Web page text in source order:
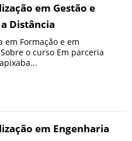
em Gestão e
Distância
em Formação e em
o curso Em parceria
em Engenharia